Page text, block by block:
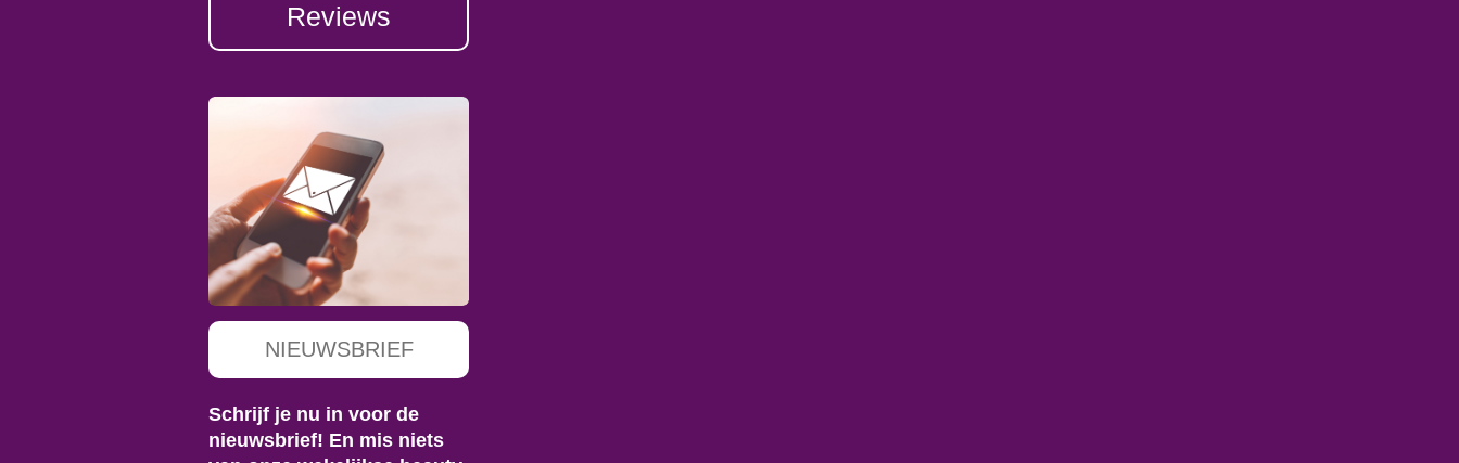
Reviews
NIEUWSBRIEF
Schrijf je nu in voor de
nieuwsbrief! En mis niets